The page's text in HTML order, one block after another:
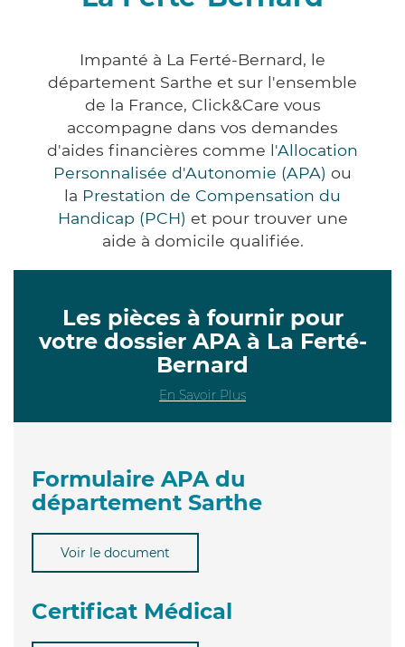
Impanté à La Ferté-Bernard, le
département Sarthe et sur l'ensemble
de la France, Click&Care vous
accompagne dans vos demandes
d'aides financières comme l'Allocation
Personnalisée d'Autonomie (APA) ou
la Prestation de Compensation du
Handicap (PCH) et pour trouver une
aide à domicile qualifiée.
Les pièces à fournir pour
votre dossier APA à La Ferté-
Bernard
En Savoir Plus
Formulaire APA du
département Sarthe
Voir le document
Certificat Médical